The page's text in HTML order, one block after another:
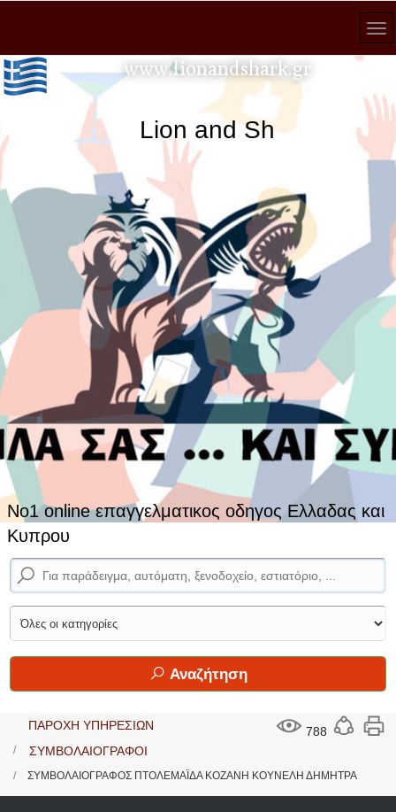
No1 online επαγγελματικος οδηγος Ελλαδας και
Κυπρου
www.lionandshark.gr
Lion and Shark κάθε
Αναζήτηση
788
ΠΑΡΟΧΗ ΥΠΗΡΕΣΙΩΝ
ΣΥΜΒΟΛΑΙΟΓΡΑΦΟΙ
ΣΥΜΒΟΛΑΙΟΓΡΑΦΟΣ ΠΤΟΛΕΜΑΪΔΑ ΚΟΖΑΝΗ ΚΟΥΝΕΛΗ ΔΗΜΗΤΡΑ